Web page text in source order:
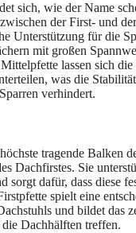
sich, wie der Name
der First- und
Unterstützung für die
mit großen
lassen sich die
was die
verhindert.
tragende Balken
Dachfirstes. Sie
sorgt dafür, dass diese
spielt eine
und bildet das
Dachhälften treffen.